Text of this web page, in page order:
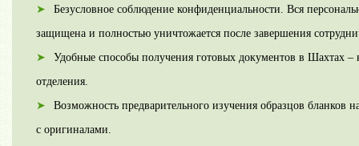
Безусловное соблюдение конфиденциальности. Вся
защищена и полностью уничтожается после завершения
Удобные способы получения готовых документов в Шахтах –
отделения.
Возможность предварительного изучения образцов бланков
с оригиналами.